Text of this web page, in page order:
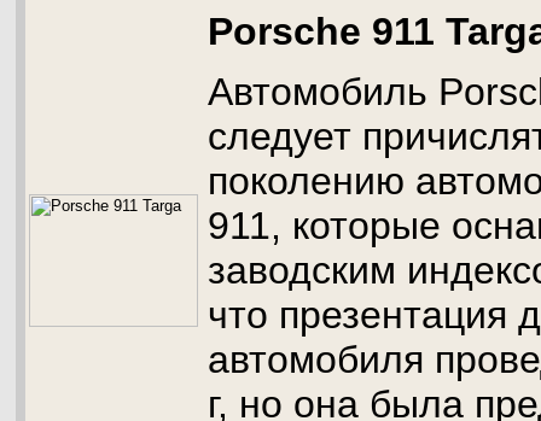
Porsche 911
Автомобиль
следует
поколению
911, которые
заводским
что презентация
автомобиля
г, но она была